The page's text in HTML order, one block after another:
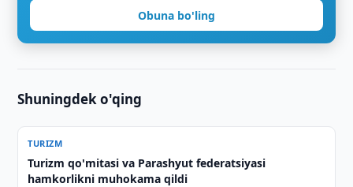
Obuna bo'ling
Shuningdek o'qing
TURIZM
Turizm qo'mitasi va Parashyut federatsiyasi
hamkorlikni muhokama qildi